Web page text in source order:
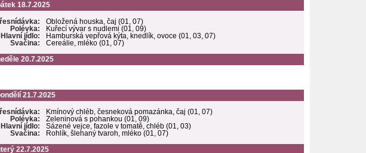
18.7.2025
Obložená houska, čaj (01, 07)
Polévka:
Kuřecí vývar s nudlemi (01, 09)
Hlavní jídlo:
Hamburská vepřová kýta, knedlík, ovoce (01, 03, 07)
Svačina:
Cereálie, mléko (01, 07)
20.7.2025
21.7.2025
Kmínový chléb, česneková pomazánka, čaj (01, 07)
Polévka:
Zeleninová s pohankou (01, 09)
Hlavní jídlo:
Sázené vejce, fazole v tomatě, chléb (01, 03)
Svačina:
Rohlík, šlehaný tvaroh, mléko (01, 07)
22.7.2025